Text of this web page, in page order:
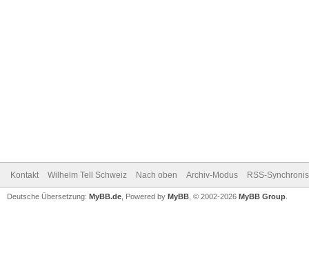
Kontakt Wilhelm Tell Schweiz Nach oben Archiv-Modus RSS-
Deutsche Übersetzung: MyBB.de , Powered by MyBB , © 2002-2026 MyBB Group